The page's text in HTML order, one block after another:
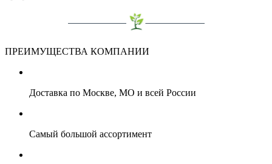
ПРЕИМУЩЕСТВА КОМПАНИИ
Доставка по Москве, МО и всей России
Самый большой ассортимент